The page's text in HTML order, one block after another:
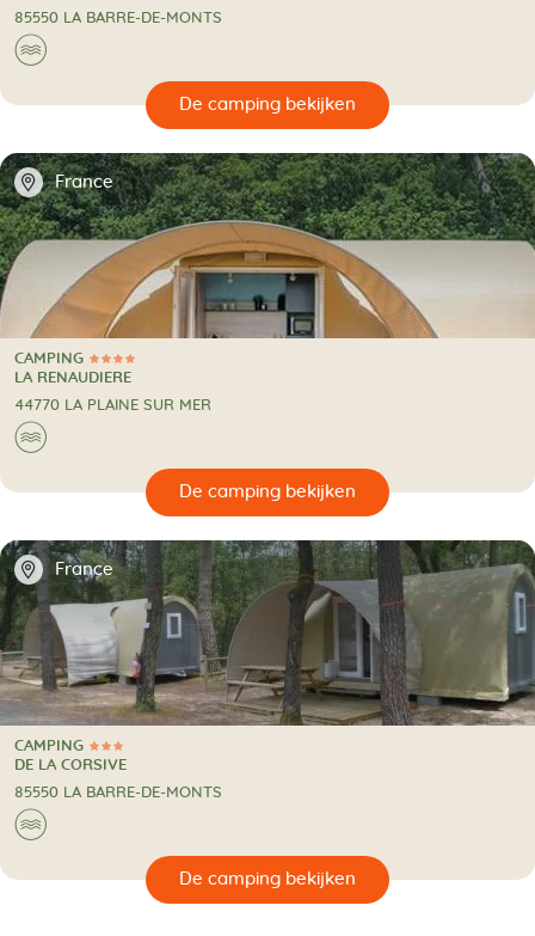
85550 LA BARRE-DE-MONTS
🌊
🔍
📍 France
4 Sterren
CAMPING
CAMPING
LA RENAUDIERE
44770 LA PLAINE SUR MER
🌊
🔍
📍 France
3 Sterren
CAMPING
CAMPING
DE LA CORSIVE
85550 LA BARRE-DE-MONTS
🌊
🔍